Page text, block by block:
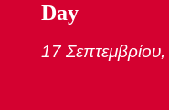
Day
17